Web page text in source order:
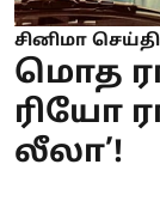
சினிமா
மொத
ரியோ
லீலா’!